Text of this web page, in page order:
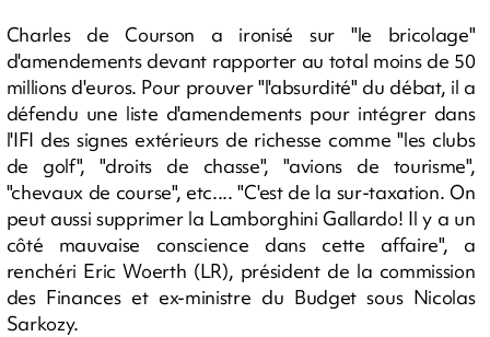
Charles de Courson a ironisé sur "le bricolage"
d'amendements devant rapporter au total moins de 50
millions d'euros. Pour prouver "l'absurdité" du débat, il a
défendu une liste d'amendements pour intégrer dans
l'IFI des signes extérieurs de richesse comme "les clubs
de golf", "droits de chasse", "avions de tourisme",
"chevaux de course", etc.... "C'est de la sur-taxation. On
peut aussi supprimer la Lamborghini Gallardo! Il y a un
côté mauvaise conscience dans cette affaire", a
renchéri Eric Woerth (LR), président de la commission
des Finances et ex-ministre du Budget sous Nicolas
Sarkozy.